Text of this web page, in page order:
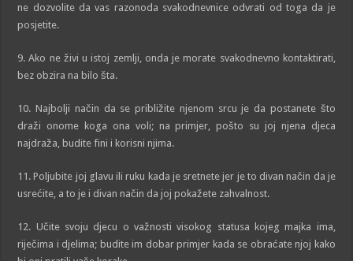
ne dozvolite da vas razonoda svakodnevnice odvrati od toga da je
posjetite.
9. Ako ne živi u istoj zemlji, onda je morate svakodnevno kontaktirati,
bez obzira na bilo šta.
10. Najbolji način da se približite njenom srcu je da postanete što
draži onome koga ona voli; na primjer, pošto su joj njena djeca
najdraža, budite fini i korisni njima.
11. Poljubite joj glavu ili ruku kada je sretnete jer je to divan način da je
usrećite, a to je i divan način da joj pokažete zahvalnost.
12. Učite svoju djecu o važnosti visokog statusa kojeg majka ima,
riječima i djelima; budite im dobar primjer kada se obraćate njoj kako